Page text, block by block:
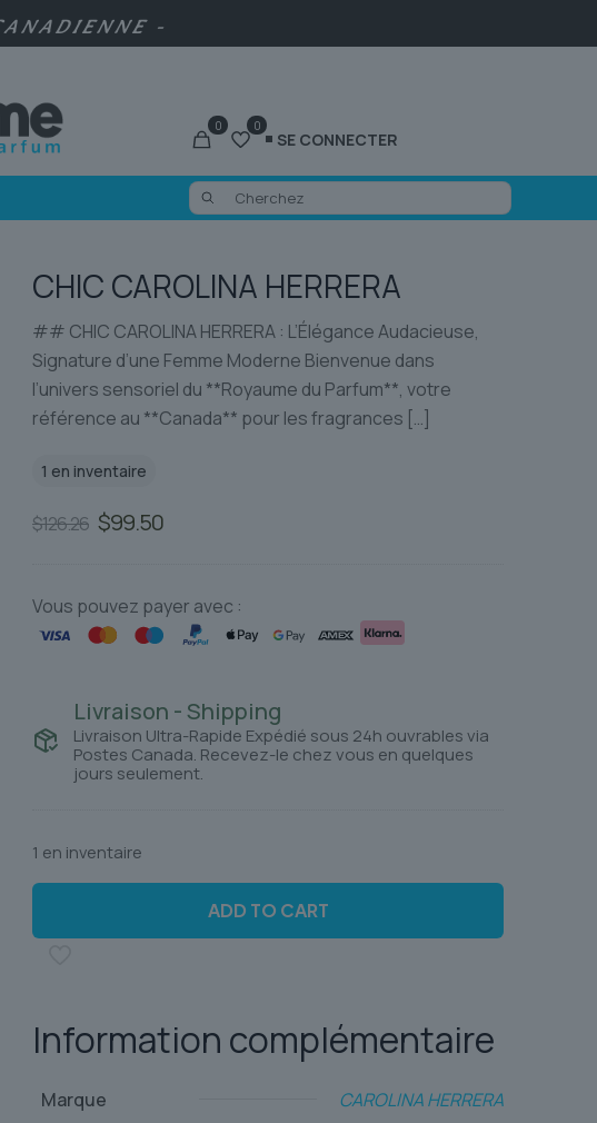
-
0 0
SE CONNECTER
CHIC CAROLINA HERRERA
## CHIC CAROLINA HERRERA : L’Élégance Audacieuse,
Signature d’une Femme Moderne Bienvenue dans
l’univers sensoriel du **Royaume du Parfum**, votre
référence au **Canada** pour les fragrances […]
1 en inventaire
$126.26 Le
était :
$126.26.
$99.50Le
est :
$99.50.
Vous pouvez payer avec :
Livraison - Shipping
Livraison Ultra-Rapide Expédié sous 24h ouvrables via
Postes Canada. Recevez-le chez vous en quelques
jours seulement.
1 en inventaire
ADD TO CART
Information complémentaire
Marque
CAROLINA HERRERA